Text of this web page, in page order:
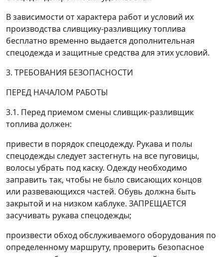
В зависимости от характера работ и условий их
производства сливщику-разливщику топлива
бесплатно временно выдается дополнительная
спецодежда и защитные средства для этих условий.
3. ТРЕБОВАНИЯ БЕЗОПАСНОСТИ
ПЕРЕД НАЧАЛОМ РАБОТЫ
3.1. Перед приемом смены сливщик-разливщик
топлива должен:
привести в порядок спецодежду. Рукава и полы
спецодежды следует застегнуть на все пуговицы,
волосы убрать под каску. Одежду необходимо
заправить так, чтобы не было свисающих концов
или развевающихся частей. Обувь должна быть
закрытой и на низком каблуке. ЗАПРЕЩАЕТСЯ
засучивать рукава спецодежды;
произвести обход обслуживаемого оборудования по
определенному маршруту, проверить безопасное